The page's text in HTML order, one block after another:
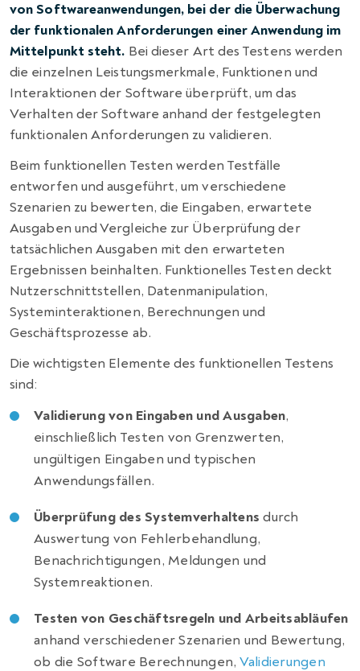
von Softwareanwendungen, bei der die Überwachung
der funktionalen Anforderungen einer Anwendung im
Mittelpunkt steht. Bei dieser Art des Testens werden
die einzelnen Leistungsmerkmale, Funktionen und
Interaktionen der Software überprüft, um das
Verhalten der Software anhand der festgelegten
funktionalen Anforderungen zu validieren.
Beim funktionellen Testen werden Testfälle
entworfen und ausgeführt, um verschiedene
Szenarien zu bewerten, die Eingaben, erwartete
Ausgaben und Vergleiche zur Überprüfung der
tatsächlichen Ausgaben mit den erwarteten
Ergebnissen beinhalten. Funktionelles Testen deckt
Nutzerschnittstellen, Datenmanipulation,
Systeminteraktionen, Berechnungen und
Geschäftsprozesse ab.
Die wichtigsten Elemente des funktionellen Testens
sind:
Validierung von Eingaben und Ausgaben,
einschließlich Testen von Grenzwerten,
ungültigen Eingaben und typischen
Anwendungsfällen.
Überprüfung des Systemverhaltens durch
Auswertung von Fehlerbehandlung,
Benachrichtigungen, Meldungen und
Systemreaktionen.
Testen von Geschäftsregeln und Arbeitsabläufen
anhand verschiedener Szenarien und Bewertung,
ob die Software Berechnungen, Validierungen